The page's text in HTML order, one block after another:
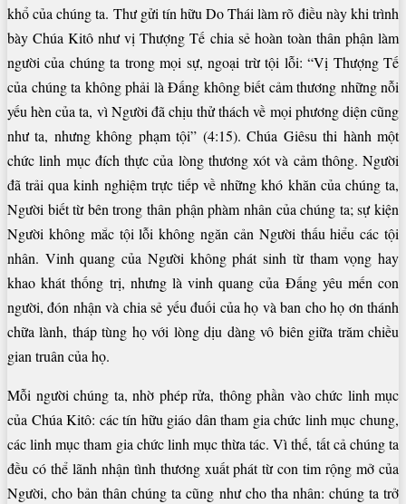
khổ của chúng ta. Thư gửi tín hữu Do Thái làm rõ điều này khi trình
bày Chúa Kitô như vị Thượng Tế chia sẻ hoàn toàn thân phận làm
người của chúng ta trong mọi sự, ngoại trừ tội lỗi: “Vị Thượng Tế
của chúng ta không phải là Đấng không biết cảm thương những nỗi
yếu hèn của ta, vì Người đã chịu thử thách về mọi phương diện cũng
như ta, nhưng không phạm tội” (4:15). Chúa Giêsu thi hành một
chức linh mục đích thực của lòng thương xót và cảm thông. Người
đã trải qua kinh nghiệm trực tiếp về những khó khăn của chúng ta,
Người biết từ bên trong thân phận phàm nhân của chúng ta; sự kiện
Người không mắc tội lỗi không ngăn cản Người thấu hiểu các tội
nhân. Vinh quang của Người không phát sinh từ tham vọng hay
khao khát thống trị, nhưng là vinh quang của Đấng yêu mến con
người, đón nhận và chia sẻ yếu đuối của họ và ban cho họ ơn thánh
chữa lành, tháp tùng họ với lòng dịu dàng vô biên giữa trăm chiều
gian truân của họ.
Mỗi người chúng ta, nhờ phép rửa, thông phần vào chức linh mục
của Chúa Kitô: các tín hữu giáo dân tham gia chức linh mục chung,
các linh mục tham gia chức linh mục thừa tác. Vì thế, tất cả chúng ta
đều có thể lãnh nhận tình thương xuất phát từ con tim rộng mở của
Người, cho bản thân chúng ta cũng như cho tha nhân: chúng ta trở